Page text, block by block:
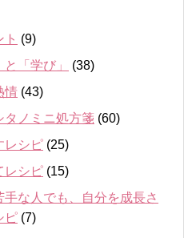
(9)
「学び」
(38)
情 (43)
タノミニ処方箋 (60)
レシピ (25)
レシピ (15)
な人でも、自分を成長さ
ピ (7)